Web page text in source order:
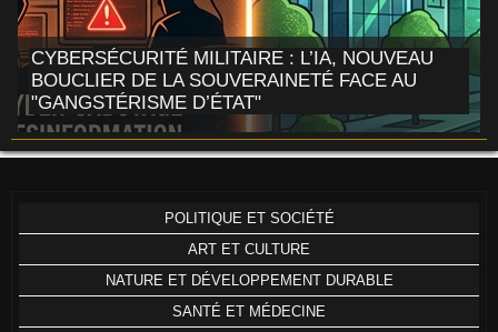
CYBERSÉCURITÉ MILITAIRE : L’IA, NOUVEAU
BOUCLIER DE LA SOUVERAINETÉ FACE AU
"GANGSTÉRISME D’ÉTAT"
POLITIQUE ET SOCIÉTÉ
ART ET CULTURE
NATURE ET DÉVELOPPEMENT DURABLE
SANTÉ ET MÉDECINE